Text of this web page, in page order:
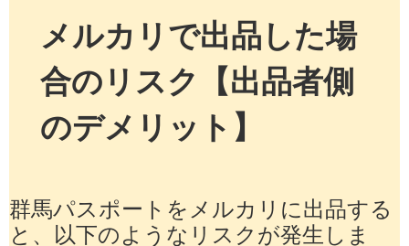
メルカリで出品した場
合のリスク【出品者側
のデメリット】
群馬パスポートをメルカリに出品する
と、以下のようなリスクが発生しま